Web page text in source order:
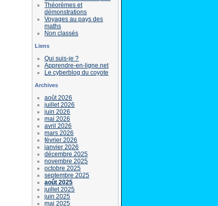
Théorèmes et
démonstrations
Voyages au pays des
maths
Non classés
Liens
Qui suis-je ?
Apprendre-en-ligne.net
Le cyberblog du coyote
Archives
août 2026
juillet 2026
juin 2026
mai 2026
avril 2026
mars 2026
février 2026
janvier 2026
décembre 2025
novembre 2025
octobre 2025
septembre 2025
août 2025
juillet 2025
juin 2025
mai 2025